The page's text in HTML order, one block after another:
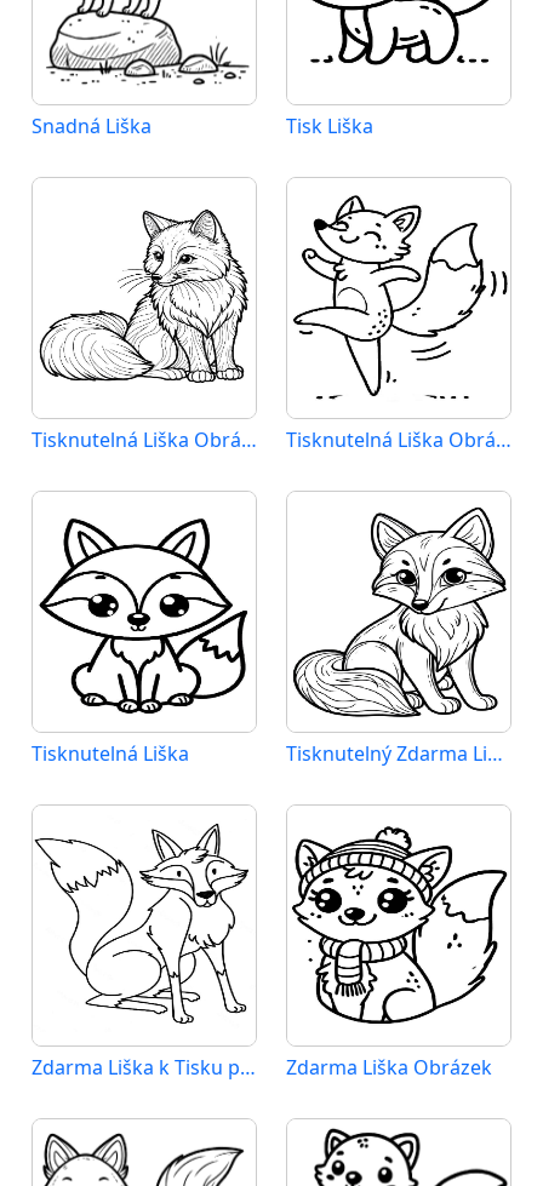
Snadná Liška Tisk Liška
Tisknutelná Liška Obrázek pro Děti Tisknutelná Liška Obrázek
Tisknutelná Liška Tisknutelný Zdarma Liška
Zdarma Liška k Tisku pro Děti Zdarma Liška Obrázek